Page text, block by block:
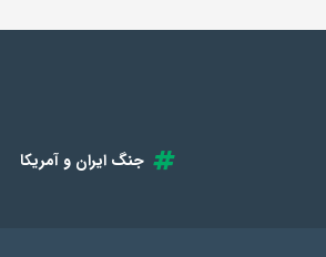
جنگ ایران و آمریکا